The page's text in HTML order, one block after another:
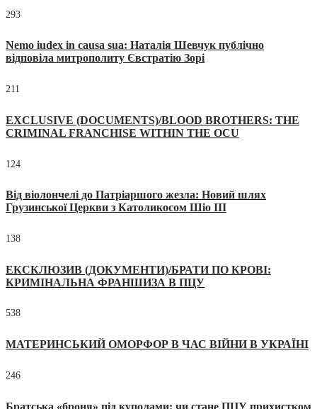
293
Nemo iudex in causa sua: Наталія Шевчук публічно
відповіла митрополиту Євстратію Зорі
211
EXCLUSIVE (DOCUMENTS)/BLOOD BROTHERS: THE
CRIMINAL FRANCHISE WITHIN THE OCU
124
Від віолончелі до Патріаршого жезла: Новий шлях
Грузинської Церкви з Католикосом Шіо III
138
ЕКСКЛЮЗИВ (ДОКУМЕНТИ)/БРАТИ ПО КРОВІ:
КРИМІНАЛЬНА ФРАНШИЗА В ПЦУ
538
МАТЕРИНСЬКИЙ ОМОРФОР В ЧАС ВІЙНИ В УКРАЇНІ
246
Братська «броня» під куполами: чи стане ПЦУ прихистком